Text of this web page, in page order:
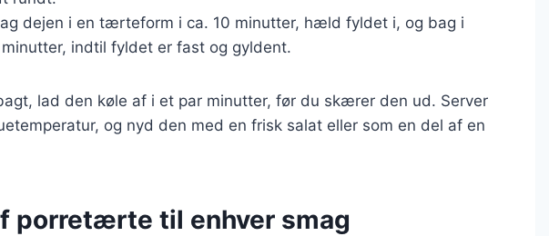
dejen i en tærteform i ca. 10 minutter, hæld fyldet i, og bag i
indtil fyldet er fast og gyldent.
lad den køle af i et par minutter, før du skærer den ud. Server
og nyd den med en frisk salat eller som en del af en
porretærte til enhver smag